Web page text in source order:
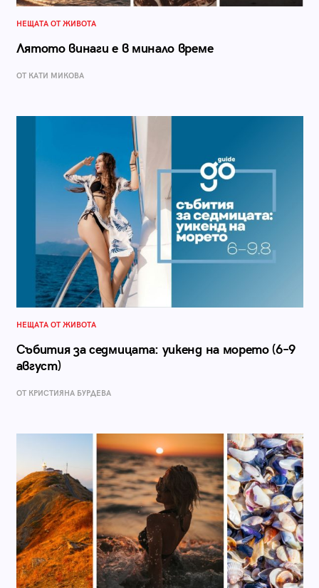
НЕЩАТА ОТ ЖИВОТА
Лятото винаги е в минало време
ОТ КАТИ МИКОВА
НЕЩАТА ОТ ЖИВОТА
Събития за седмицата: уикенд на морето (6–9
август)
ОТ КРИСТИЯНА БУРДЕВА